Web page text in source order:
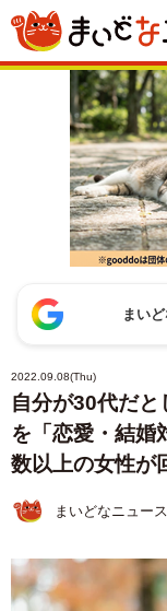
まい
2022.09.08(Thu)
自分が30代だ
を「恋愛・結婚
数以上の女性が
まいどなニュース